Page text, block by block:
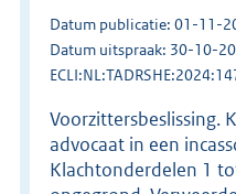
Datum publicatie: 01-11-
Datum uitspraak: 30-10-
Voorzittersbeslissing.
advocaat in een
Klachtonderdelen 1